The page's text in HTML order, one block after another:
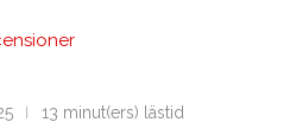
13 minut(ers) lästid